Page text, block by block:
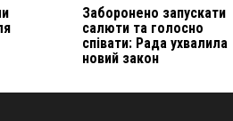
Заборонено запускати
салюти та голосно
співати: Рада ухвалила
новий закон